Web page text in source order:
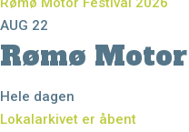
AUG 22
Rømø
Hele dagen
Lokalarkivet er åbent